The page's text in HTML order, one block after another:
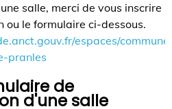
salle, merci de vous inscrire
ou le formulaire ci-dessous.
espaces/
pranles
de
d'une salle